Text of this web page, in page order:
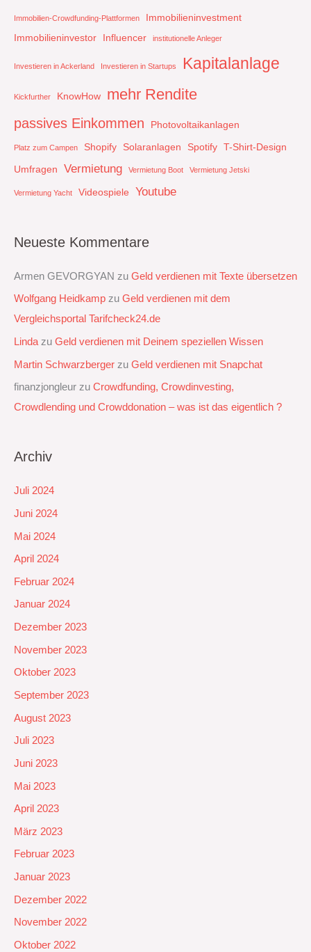
Immobilien-Crowdfunding-Plattformen
Immobilieninvestment
Immobilieninvestor
Influencer institutionelle Anleger
Investieren in Ackerland Investieren in Startups Kapitalanlage
Kickfurther KnowHow mehr Rendite
passives Einkommen Photovoltaikanlagen
Platz zum Campen Shopify Solaranlagen Spotify T-Shirt-Design
Umfragen
Vermietung Vermietung Boot Vermietung Jetski
Vermietung Yacht Videospiele Youtube
Neueste Kommentare
Armen GEVORGYAN zu Geld verdienen mit Texte übersetzen
Wolfgang Heidkamp zu Geld verdienen mit dem
Vergleichsportal Tarifcheck24.de
Linda zu Geld verdienen mit Deinem speziellen Wissen
Martin Schwarzberger zu Geld verdienen mit Snapchat‭
finanzjongleur zu Crowdfunding, Crowdinvesting,
Crowdlending und Crowddonation – was ist das eigentlich ?
Archiv
Juli 2024
Juni 2024
Mai 2024
April 2024
Februar 2024
Januar 2024
Dezember 2023
November 2023
Oktober 2023
September 2023
August 2023
Juli 2023
Juni 2023
Mai 2023
April 2023
März 2023
Februar 2023
Januar 2023
Dezember 2022
November 2022
Oktober 2022